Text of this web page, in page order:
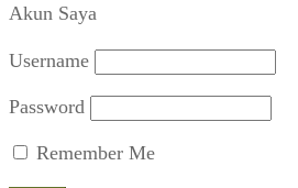
Akun Saya
Username
Password
Remember Me